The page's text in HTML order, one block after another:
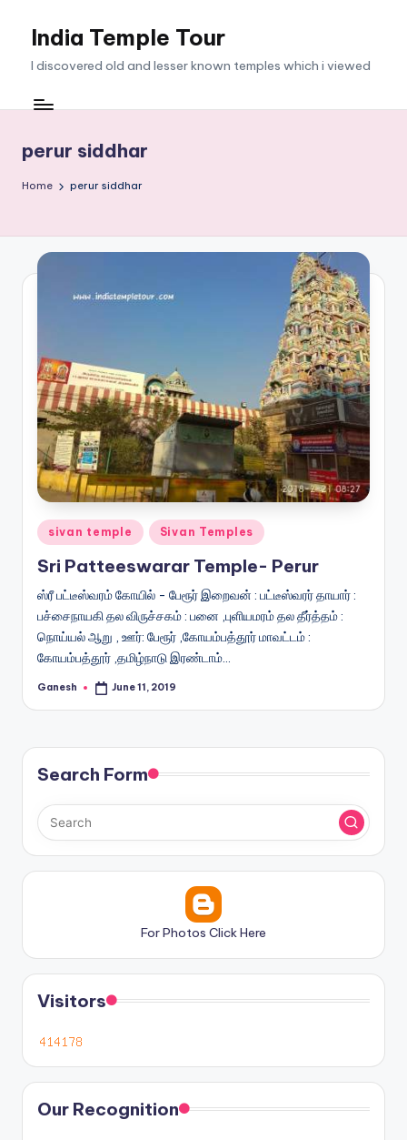
India Temple Tour
I discovered old and lesser known temples which i viewed
perur siddhar
Home perur siddhar
Posted
in
sivan temple Sivan Temples
Sri Patteeswarar Temple- Perur
ஸ்ரீ பட்டீஸ்வரம் கோயில் - பேரூர் இறைவன் : பட்டீஸ்வரர் தாயார் :
பச்சைநாயகி தல விருச்சகம் : பனை ,புளியமரம் தல தீர்த்தம் :
நொய்யல் ஆறு , ஊர்: பேரூர் ,கோயம்பத்தூர் மாவட்டம் :
கோயம்பத்தூர் ,தமிழ்நாடு இரண்டாம்…
Posted
Ganesh June 11, 2019
Search Form
For Photos Click Here
Visitors
Our Recognition